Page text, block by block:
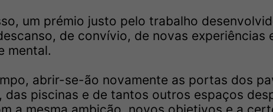
um prémio justo pelo trabalho
de convívio, de novas experiências
mental.
abrir-se-ão novamente as portas dos
das piscinas e de tantos outros espaços